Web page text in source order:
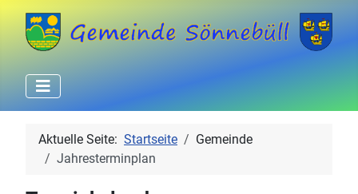
Aktuelle Seite: Startseite
Gemeinde
Jahresterminplan